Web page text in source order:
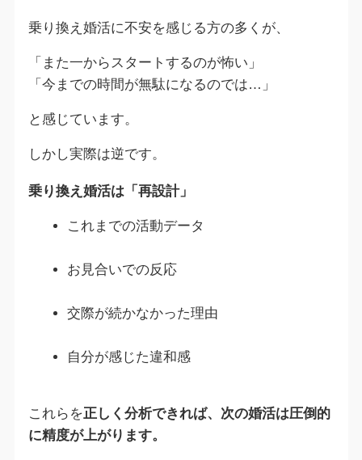
乗り換え婚活に不安を感じる方の多くが、
「また一からスタートするのが怖い」
「今までの時間が無駄になるのでは…」
と感じています。
しかし実際は逆です。
乗り換え婚活は「再設計」
これまでの活動データ
お見合いでの反応
交際が続かなかった理由
自分が感じた違和感
これらを正しく分析できれば、次の婚活は圧倒的
に精度が上がります。